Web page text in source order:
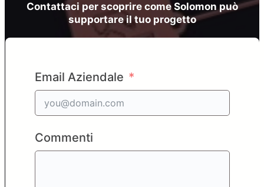
Contattaci per scoprire come Solomon può
supportare il tuo progetto
Email Aziendale
Commenti